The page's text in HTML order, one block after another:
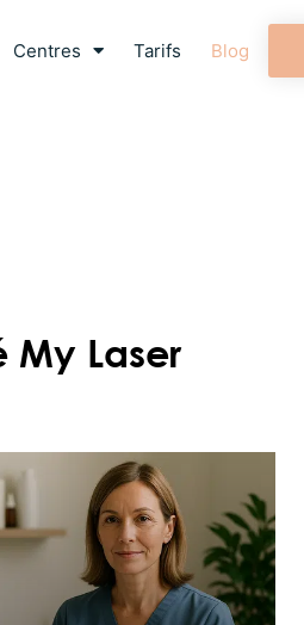
Centres Tarifs Blog
My Laser